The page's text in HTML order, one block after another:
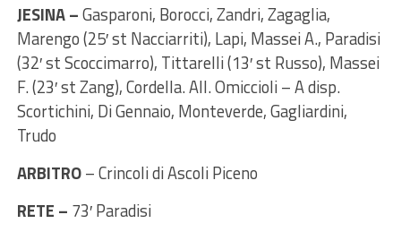
JESINA –Gasparoni, Borocci, Zandri, Zagaglia,
Marengo (25′ st Nacciarriti), Lapi, Massei A., Paradisi
(32′ st Scoccimarro), Tittarelli (13′ st Russo), Massei
F. (23′ st Zang), Cordella. All. Omiccioli – A disp.
Scortichini, Di Gennaio, Monteverde, Gagliardini,
Trudo
ARBITRO– Crincoli di Ascoli Piceno
RETE – 73′ Paradisi